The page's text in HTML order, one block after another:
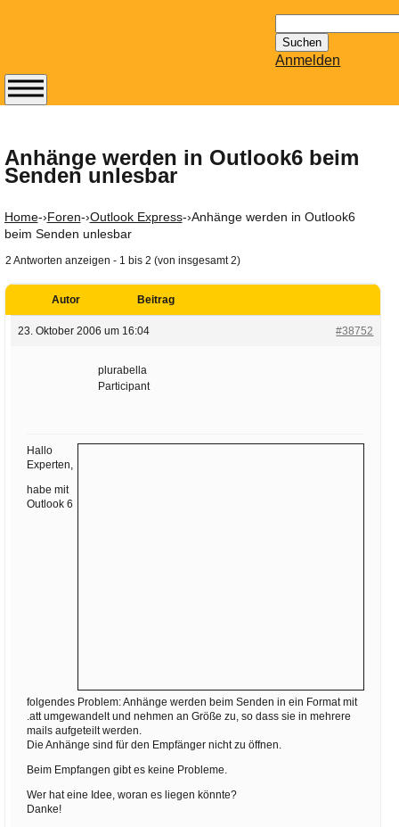
nach:
Anmelden
Anhänge werden in Outlook6 beim
Senden unlesbar
Home-›Foren-›Outlook Express-›Anhänge werden in Outlook6
beim Senden unlesbar
2 Antworten anzeigen - 1 bis 2 (von insgesamt 2)
Autor Beitrag
23. Oktober 2006 um 16:04 #38752
plurabella
Participant
Hallo
Experten,
habe mit
Outlook 6
folgendes Problem: Anhänge werden beim Senden in ein Format mit
.att umgewandelt und nehmen an Größe zu, so dass sie in mehrere
mails aufgeteilt werden.
Die Anhänge sind für den Empfänger nicht zu öffnen.
Beim Empfangen gibt es keine Probleme.
Wer hat eine Idee, woran es liegen könnte?
Danke!
Abonnieren Sie den
erscheinenden
Newsletter von
kostenlos.
Der ständig aktuelle
Tipps zu Thema
bereithält!
Wie z.B. Outlook,
GMail, Thunderbird
KuNoMail, usw.
E-Mail